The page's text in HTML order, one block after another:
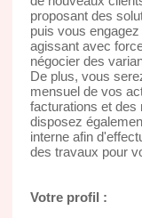
proposant des
puis vous
agissant avec
négocier des
De plus, vous
mensuel de vos
facturations et des
disposez
interne afin
des travaux pour
Votre profil :